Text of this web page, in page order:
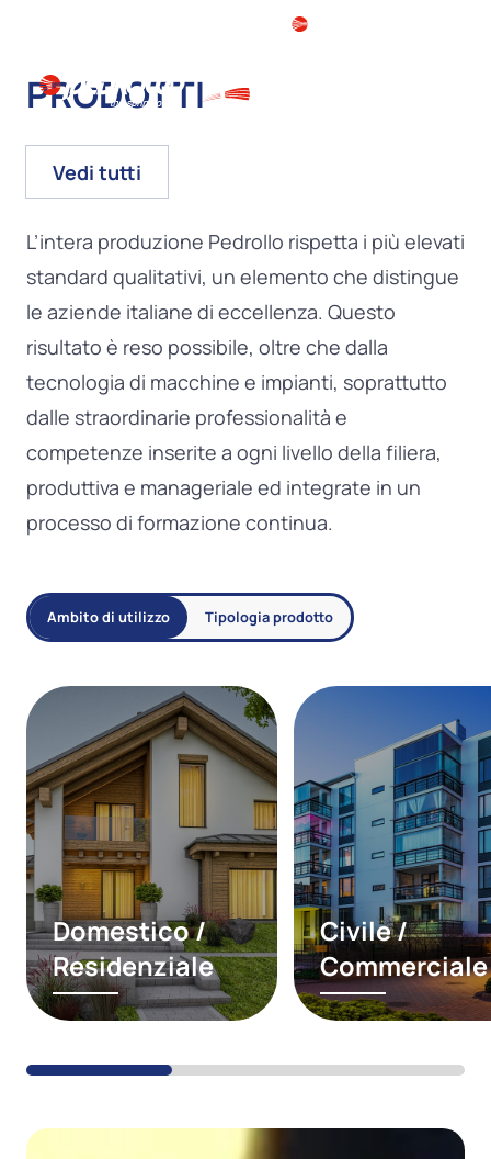
PRODOTTI
Vedi tutti
L’intera produzione Pedrollo rispetta i più elevati
standard qualitativi, un elemento che distingue
le aziende italiane di eccellenza. Questo
risultato è reso possibile, oltre che dalla
tecnologia di macchine e impianti, soprattutto
dalle straordinarie professionalità e
competenze inserite a ogni livello della filiera,
produttiva e manageriale ed integrate in un
processo di formazione continua.
Ambito di utilizzo Tipologia prodotto
Domestico /
Residenziale
Civile /
Commerciale